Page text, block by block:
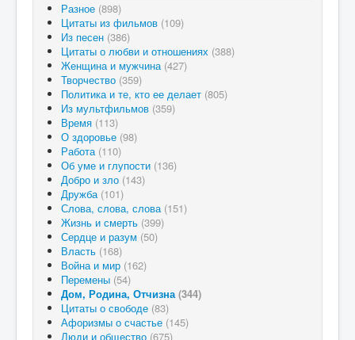
Разное (898)
Цитаты из фильмов (109)
Из песен (386)
Цитаты о любви и отношениях (388)
Женщина и мужчина (427)
Творчество (359)
Политика и те, кто ее делает (805)
Из мультфильмов (359)
Время (113)
О здоровье (98)
Работа (110)
Об уме и глупости (136)
Добро и зло (143)
Дружба (101)
Слова, слова, слова (151)
Жизнь и смерть (399)
Сердце и разум (50)
Власть (168)
Война и мир (162)
Перемены (54)
Дом, Родина, Отчизна(344)
Цитаты о свободе (83)
Афоризмы о счастье (145)
Люди и общество (675)